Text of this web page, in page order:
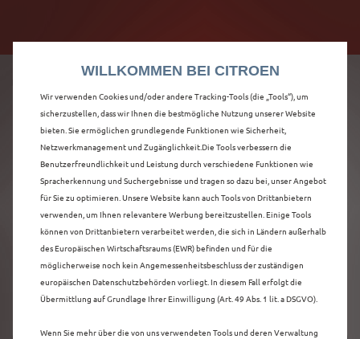
ENTDECKEN SIE ALLE
NEUER C5 AIRCROSS
NEUWAGEN IN
FRANKFURT AM MAIN
WILLKOMMEN BEI CITROEN
Wir verwenden Cookies und/oder andere Tracking-Tools (die „Tools“), um
sicherzustellen, dass wir Ihnen die bestmögliche Nutzung unserer Website
bieten. Sie ermöglichen grundlegende Funktionen wie Sicherheit,
Netzwerkmanagement und Zugänglichkeit.Die Tools verbessern die
Benutzerfreundlichkeit und Leistung durch verschiedene Funktionen wie
Spracherkennung und Suchergebnisse und tragen so dazu bei, unser Angebot
für Sie zu optimieren. Unsere Website kann auch Tools von Drittanbietern
verwenden, um Ihnen relevantere Werbung bereitzustellen. Einige Tools
können von Drittanbietern verarbeitet werden, die sich in Ländern außerhalb
des Europäischen Wirtschaftsraums (EWR) befinden und für die
möglicherweise noch kein Angemessenheitsbeschluss der zuständigen
europäischen Datenschutzbehörden vorliegt. In diesem Fall erfolgt die
Übermittlung auf Grundlage Ihrer Einwilligung (Art. 49 Abs. 1 lit. a DSGVO).
Wenn Sie mehr über die von uns verwendeten Tools und deren Verwaltung